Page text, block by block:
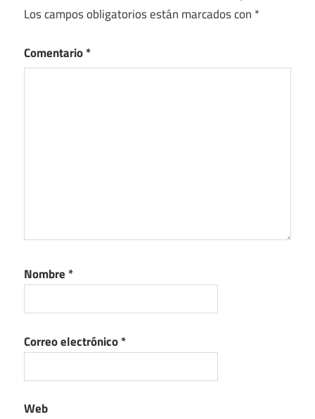
Los campos obligatorios están marcados con *
Comentario*
Nombre *
Correo electrónico*
Web